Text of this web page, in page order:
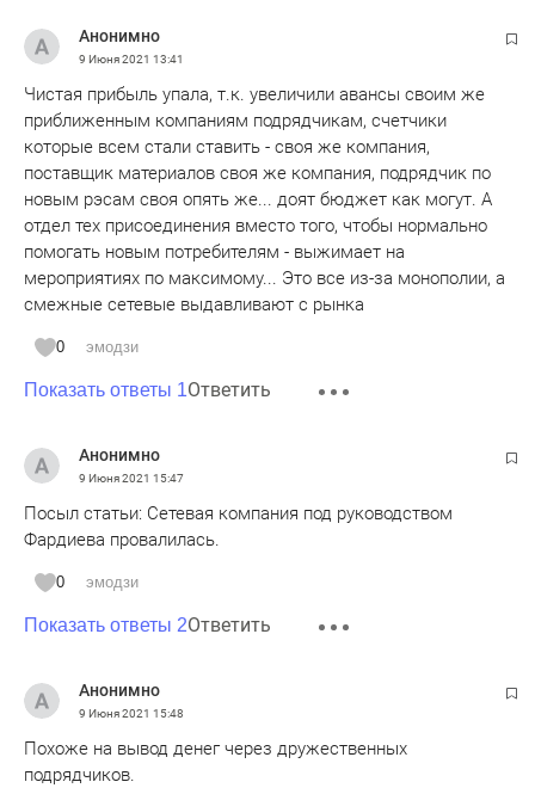
Анонимно
9 Июня 2021 13:41
Чистая прибыль упала, т.к. увеличили авансы своим же
приближенным компаниям подрядчикам, счетчики
которые всем стали ставить - своя же компания,
поставщик материалов своя же компания, подрядчик по
новым рэсам своя опять же... доят бюджет как могут. А
отдел тех присоединения вместо того, чтобы нормально
помогать новым потребителям - выжимает на
мероприятиях по максимому... Это все из-за монополии, а
смежные сетевые выдавливают с рынка
0 эмодзи
Показать ответы 1Ответить
Анонимно
9 Июня 2021 15:47
Посыл статьи: Сетевая компания под руководством
Фардиева провалилась.
0 эмодзи
Показать ответы 2Ответить
Анонимно
9 Июня 2021 15:48
Похоже на вывод денег через дружественных
подрядчиков.